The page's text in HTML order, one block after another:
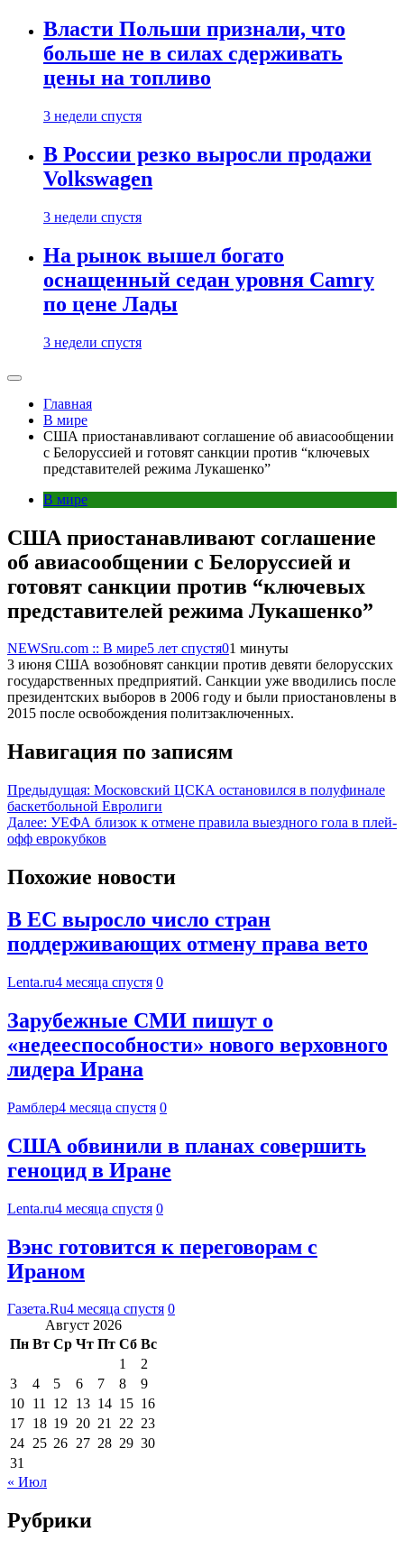
Власти Польши признали, что
больше не в силах сдерживать
цены на топливо
3 недели спустя
В России резко выросли продажи
Volkswagen
3 недели спустя
На рынок вышел богато
оснащенный седан уровня Camry
по цене Лады
3 недели спустя
Главная
В мире
США приостанавливают соглашение об авиасообщении
с Белоруссией и готовят санкции против “ключевых
представителей режима Лукашенко”
В мире
США приостанавливают соглашение
об авиасообщении с Белоруссией и
готовят санкции против “ключевых
представителей режима Лукашенко”
NEWSru.com :: В мире5 лет спустя01 минуты
3 июня США возобновят санкции против девяти белорусских
государственных предприятий. Санкции уже вводились после
президентских выборов в 2006 году и были приостановлены в
2015 после освобождения политзаключенных.
Навигация по записям
Предыдущая: Московский ЦСКА остановился в полуфинале
баскетбольной Евролиги
Далее: УЕФА близок к отмене правила выездного гола в плей-
офф еврокубков
Похожие новости
В ЕС выросло число стран
поддерживающих отмену права вето
Lenta.ru4 месяца спустя 0
Зарубежные СМИ пишут о
«недееспособности» нового верховного
лидера Ирана
Рамблер4 месяца спустя 0
США обвинили в планах совершить
геноцид в Иране
Lenta.ru4 месяца спустя 0
Вэнс готовится к переговорам с
Ираном
Газета.Ru4 месяца спустя 0
Август 2026
Пн Вт Ср Чт Пт Сб Вс
1
2
3
4 5 6 7 8
9
10 11 12 13 14 15 16
17 18 19 20 21 22 23
24 25 26 27 28 29 30
31
« Июл
Рубрики